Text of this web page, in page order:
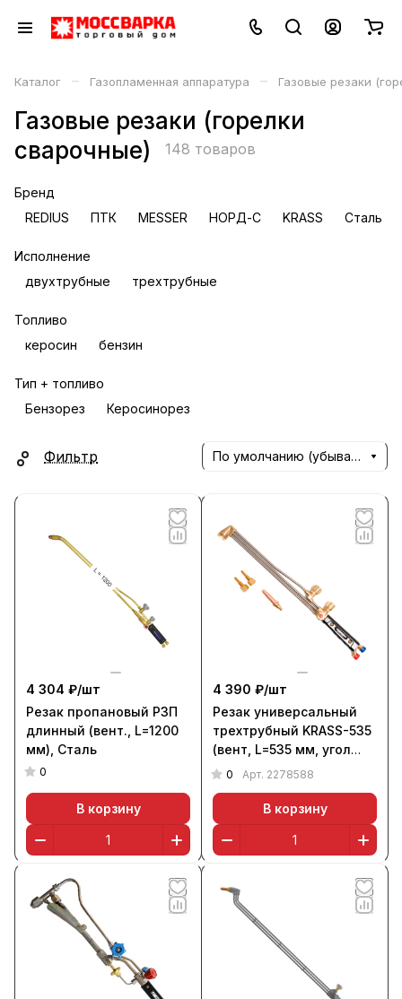
Каталог – Газопламенная аппаратура – Газовые резаки
Газовые резаки (горелки
сварочные)
148 товаров
Бренд
REDIUS
ПТК MESSER НОРД-С KRASS Сталь
Исполнение
двухтрубные
трехтрубные
Топливо
керосин
бензин
Тип + топливо
Бензорез
Керосинорез
Фильтр По умолчанию (убывание)
4 304 ₽/шт
Резак пропановый Р3П
длинный (вент., L=1200
мм), Сталь
0
В корзину
4 390 ₽/шт
Резак универсальный
трехтрубный KRASS-535
(вент, L=535 мм, угол
накл. 90 гр)
0 Арт. 2278588
В корзину